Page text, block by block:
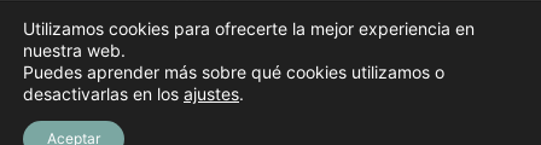
© 2023 MARIO DÍAZ ART. All Rights Reserved
Utilizamos cookies para ofrecerte la mejor experiencia en
nuestra web.
Puedes aprender más sobre qué cookies utilizamos o
desactivarlas en los ajustes.
Aceptar